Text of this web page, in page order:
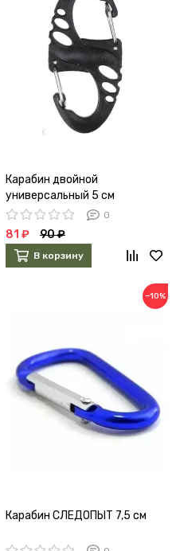
Карабин двойной
универсальный 5 см
0
81 ₽ 90 ₽
В корзину
−10%
Карабин СЛЕДОПЫТ 7,5 см